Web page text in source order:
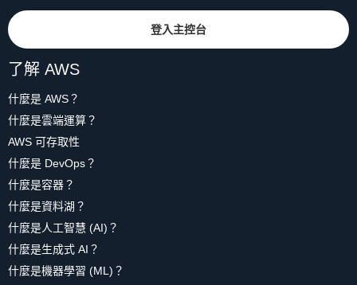
登入主控台
了解 AWS
什麼是 AWS？
什麼是雲端運算？
AWS 可存取性
什麼是 DevOps？
什麼是容器？
什麼是資料湖？
什麼是人工智慧 (AI)？
什麼是生成式 AI？
什麼是機器學習 (ML)？